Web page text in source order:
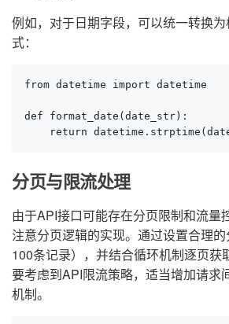
例如，对于日期字段，可以统一转换
式：
from datetime import datetime
def format_date(date_str):
return
分页与限流处理
由于API接口可能存在分页限制和流量
注意分页逻辑的实现。通过设置合理
100条记录），并结合循环机制逐页获
要考虑到API限流策略，适当增加请求
机制。